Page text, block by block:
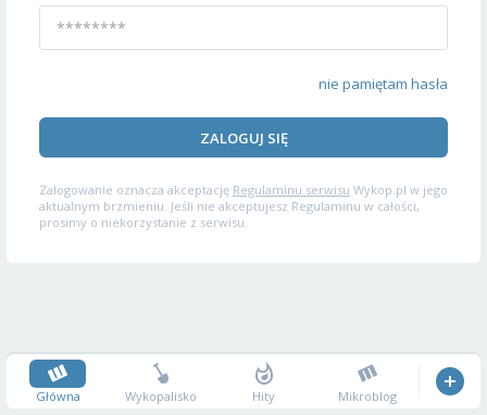
nie pamiętam hasła
ZALOGUJ SIĘ
Zalogowanie oznacza akceptację Regulaminu serwisu Wykop.pl w jego
aktualnym brzmieniu. Jeśli nie akceptujesz Regulaminu w całości,
prosimy o niekorzystanie z serwisu.
Główna Wykopalisko Hity Mikroblog